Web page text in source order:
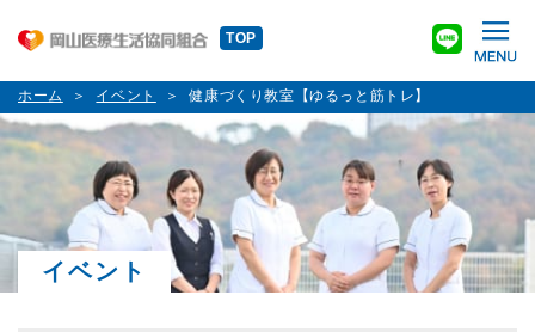
TOP
ホーム イベント 健康づくり教室【ゆるっと筋トレ】
イベント